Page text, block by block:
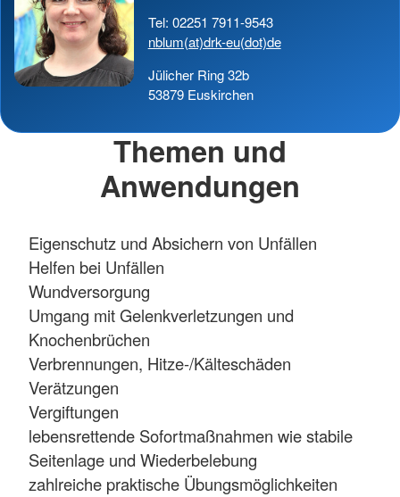
Tel: 02251 7911-9543
nblum(at)drk-eu(dot)de
Jülicher Ring 32b
53879 Euskirchen
Themen und
Anwendungen
Eigenschutz und Absichern von Unfällen
Helfen bei Unfällen
Wundversorgung
Umgang mit Gelenkverletzungen und
Knochenbrüchen
Verbrennungen, Hitze-/Kälteschäden
Verätzungen
Vergiftungen
lebensrettende Sofortmaßnahmen wie stabile
Seitenlage und Wiederbelebung
zahlreiche praktische Übungsmöglichkeiten